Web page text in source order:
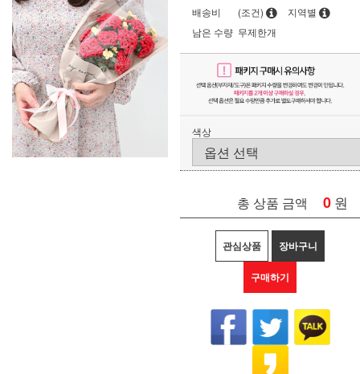
배송비
(조건)
지역별
남은 수량 무제한개
색상
총 상품 금액 0 원
관심상품 장바구니
구매하기